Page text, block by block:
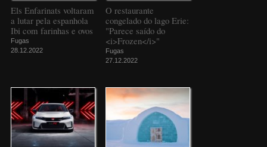
Els Enfarinats voltaram
a lutar pela espanhola
Ibi com farinhas e ovos
Fugas
28.12.2022
O restaurante
congelado do lago Erie:
"Parece saído do
<i>Frozen</i>"
Fugas
27.12.2022